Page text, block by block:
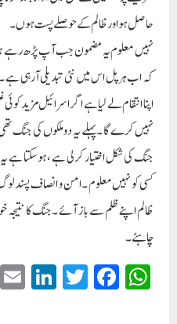
حاصل ہو اور ظالم کے حوصلے پست ہوں ۔
نہیں معلوم یہ مضمون جب آپ پڑھ رہے
کہ اب ہر پل اس میں نئی تبدیلی آرہی
اپنا انتقام لے لیا ہے اگر اسرائیل مزید
نہیں کرے گا ۔پہلے یہ دوملکوں کی جنگ
جنگ کی شکل اختیار کرلی ہے ،ہوسکتا ہے
کسی کو نہیں معلوم ۔امن و انصاف پسند
ظالم اپنے ظلم سے باز آئے ۔جنگ کا نتیجہ
چاہئے۔
W
ha
Fa
ce
T
wi
Li
nk